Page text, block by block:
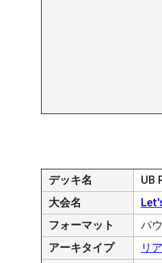
デッキ名
UB
大会名
フォーマット
パ
アーキタイプ
リ